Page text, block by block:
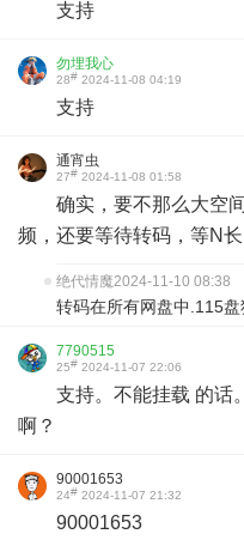
支持
勿埋我心
28# 2024-11-08 04:19
支持
通宵虫
27# 2024-11-08 01:58
确实，要不那么大空
频，还要等待转码，等N长
绝代情魔2024-11-10 08:38
转码在所有网盘中.115
7790515
25# 2024-11-07 22:06
支持。不能挂载 的话
啊？
90001653
24# 2024-11-07 21:32
90001653